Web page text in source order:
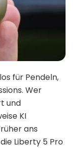
für Pendeln,
Wer
und
KI
ans
Liberty 5 Pro